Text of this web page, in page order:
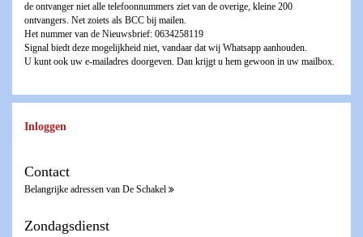
de ontvanger niet alle telefoonnummers ziet van de overige, kleine 200
ontvangers. Net zoiets als BCC bij mailen.
Het nummer van de Nieuwsbrief: 0634258119
Signal biedt deze mogelijkheid niet, vandaar dat wij Whatsapp aanhouden.
U kunt ook uw e-mailadres doorgeven. Dan krijgt u hem gewoon in uw mailbox.
Inloggen
Contact
Belangrijke adressen van De Schakel
Zondagsdienst